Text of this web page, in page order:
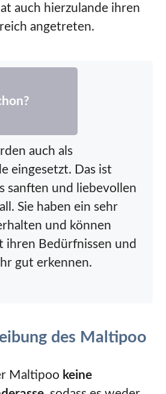
auch hierzulande ihren
angetreten.
auch als
eingesetzt. Das ist
sanften und liebevollen
Sie haben ein sehr
und können
ihren Bedürfnissen und
gut erkennen.
des Maltipoo
Maltipoo keine